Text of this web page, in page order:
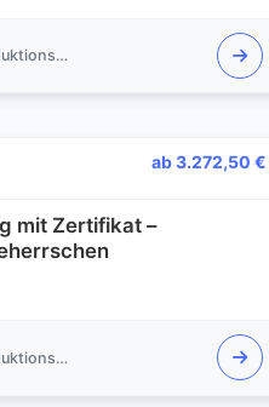
Prof. Dr. Meier - Institut für Produktionsmanagement und Logistik
ab 3.272,50 €
mit Zertifikat –
Prof. Dr. Meier - Institut für Produktionsmanagement und Logistik